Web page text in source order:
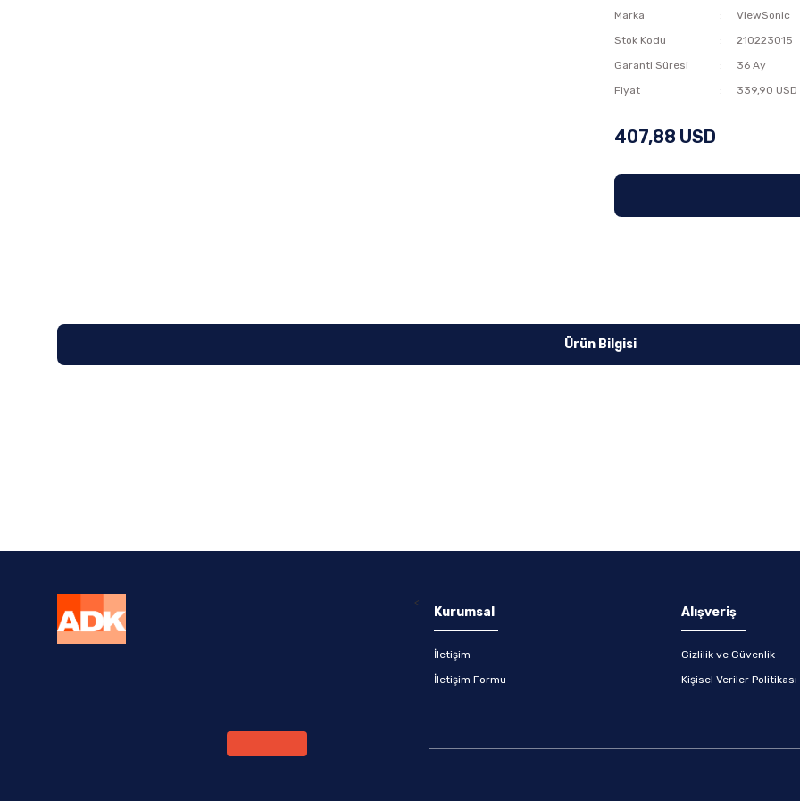
Marka
ViewSonic
Stok Kodu
210223015
Garanti Süresi
36 Ay
Fiyat
339,90 USD
407,88 USD
Ürün Bilgisi
<
Kurumsal
İletişim
İletişim Formu
Alışveriş
Gizlilik ve Güvenlik
Kişisel Veriler Politikası